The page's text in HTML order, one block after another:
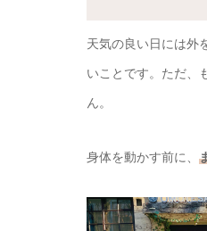
天気の良い日には外
いことです。ただ、
ん。
身体を動かす前に、